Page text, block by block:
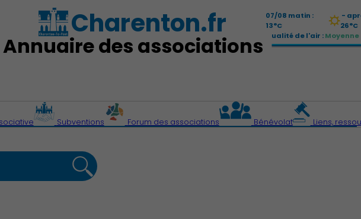
Charenton.fr
07/08 matin :
13°C
-
26°C
Qualité de l'air :Moyenne
Annuaire des associations
Subventions Forum des associations Bénévolat Liens,